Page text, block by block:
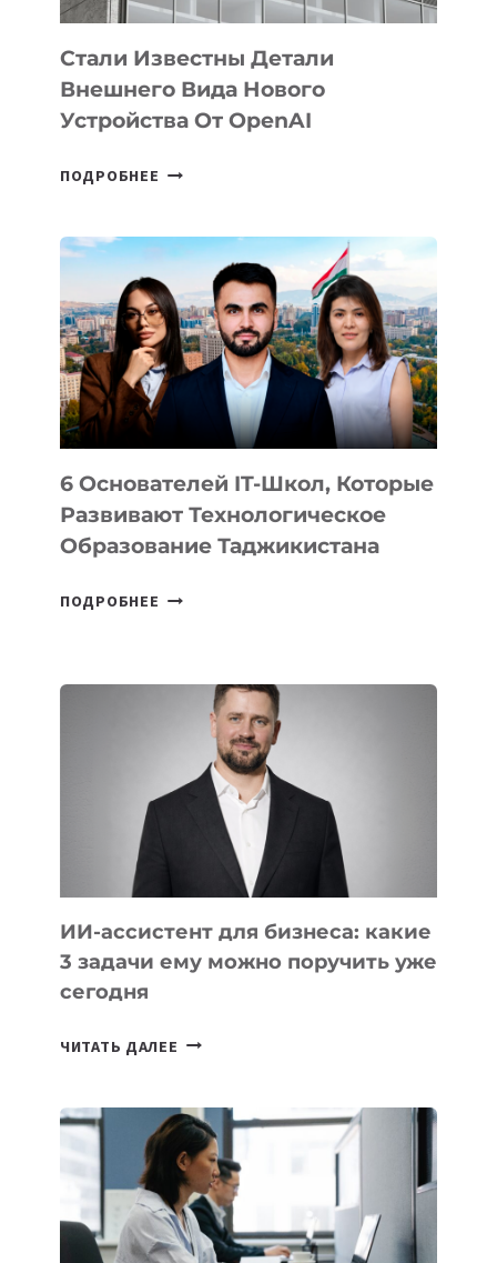
Стали Известны Детали
Внешнего Вида Нового
Устройства От OpenAI
ПОДРОБНЕЕ СТАЛИ
ВНЕШНЕГО
ВИДА
НОВОГО
УСТРОЙСТВА
ОТ
OPENAI
6 Основателей IT-Школ, Которые
Развивают Технологическое
Образование Таджикистана
ПОДРОБНЕЕ
КОТОРЫЕ
РАЗВИВАЮТ
ТЕХНОЛОГИЧЕСКОЕ
ОБРАЗОВАНИЕ
ТАДЖИКИСТАНА
ИИ-ассистент для бизнеса: какие
3 задачи ему можно поручить уже
сегодня
ЧИТАТЬ ДАЛЕЕ ИИ-
БИЗНЕСА:
КАКИЕ
3
ЗАДАЧИ
ЕМУ